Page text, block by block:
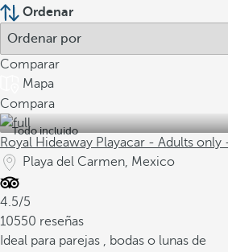
Ordenar
Comparar
Mapa
Compara
Todo incluido
Royal Hideaway Playacar - Adults only
Playa del Carmen, Mexico
4.5/5
10550 reseñas
Ideal para parejas , bodas o lunas de